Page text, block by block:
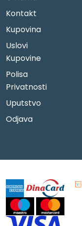
Kontakt
Kupovina
Uslovi
Kupovine
Polisa
Privatnosti
Uputstvo
Odjava